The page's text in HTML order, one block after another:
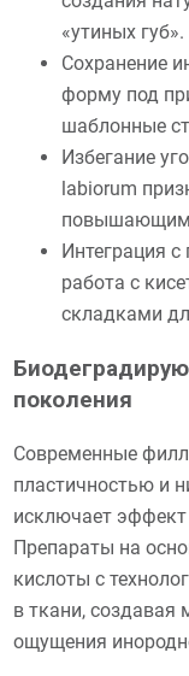
«утиных губ».
Сохранение
форму под
шаблонные
Избегание
labiorum
Интеграция
работа с
складками
поколения
Современные
пластичностью и
исключает эффект
Препараты на
кислоты с
в ткани, создавая
ощущения